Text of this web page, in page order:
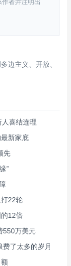
者并注明出
边主义、开放、
喜结连理
新家底
先
”
22轮
12倍
550万美元
了太多的岁月